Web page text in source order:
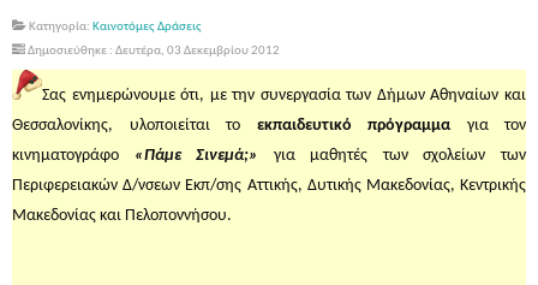
Κατηγορία: Καινοτόμες Δράσεις
Δημοσιεύθηκε : Δευτέρα, 03 Δεκεμβρίου 2012
Σας ενημερώνουμε ότι, με την συνεργασία των Δήμων Αθηναίων και
Θεσσαλονίκης, υλοποιείται το εκπαιδευτικό πρόγραμμαγια τον
κινηματογράφο «Πάμε Σινεμά;»
για μαθητές των σχολείων των
Περιφερειακών Δ/νσεων Εκπ/σης Αττικής, Δυτικής Μακεδονίας, Κεντρικής
Μακεδονίας και Πελοποννήσου.